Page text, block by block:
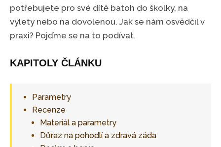
potřebujete pro své dítě batoh do školky, na
výlety nebo na dovolenou. Jak se nám osvědčil v
praxi? Pojďme se na to podívat.
KAPITOLY ČLÁNKU
Parametry
Recenze
Materiál a parametry
Důraz na pohodlí a zdravá záda